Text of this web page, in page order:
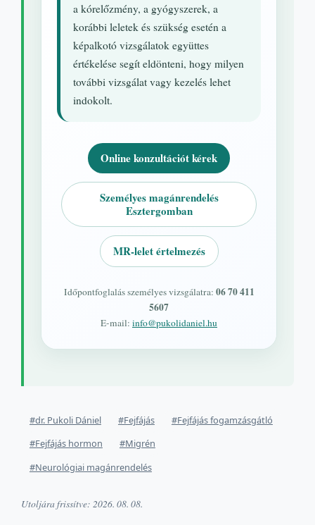
a kórelőzmény, a gyógyszerek, a
korábbi leletek és szükség esetén a
képalkotó vizsgálatok együttes
értékelése segít eldönteni, hogy milyen
további vizsgálat vagy kezelés lehet
indokolt.
Online konzultációt kérek
Személyes magánrendelés
Esztergomban
MR-lelet értelmezés
Időpontfoglalás személyes vizsgálatra: 06 70 411
5607
E-mail: info@pukolidaniel.hu
#dr. Pukoli Dániel #Fejfájás
#Fejfájás fogamzásgátló
#Fejfájás hormon
#Migrén
#Neurológiai magánrendelés
Utoljára frissítve: 2026. 08. 08.